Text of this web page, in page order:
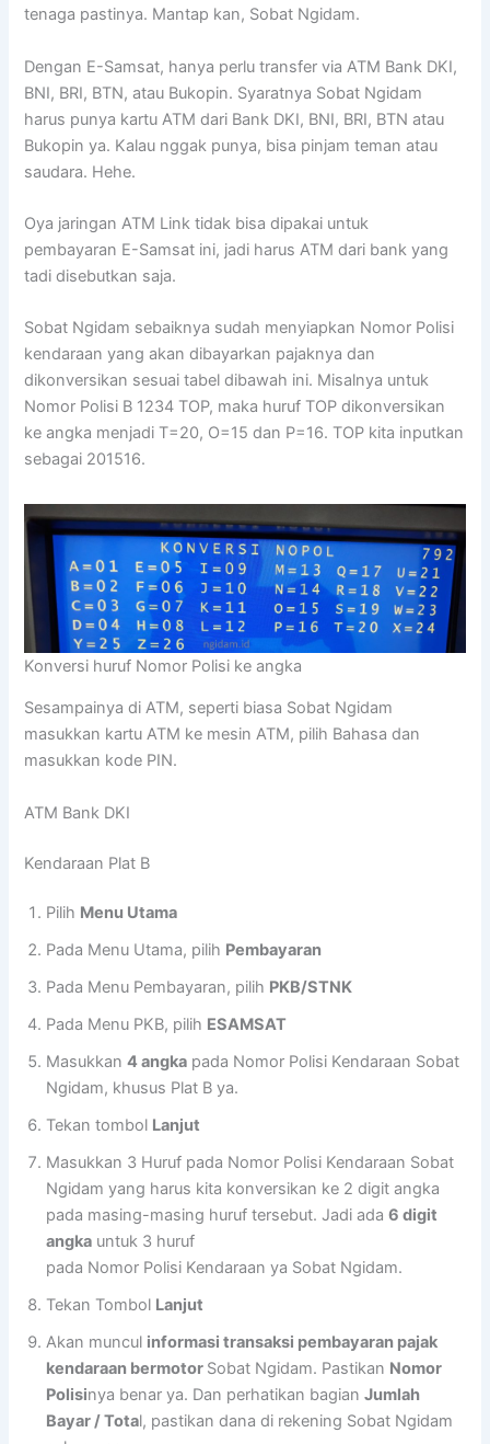
tenaga pastinya. Mantap kan, Sobat Ngidam.
Dengan E-Samsat, hanya perlu transfer via ATM Bank DKI,
BNI, BRI, BTN, atau Bukopin. Syaratnya Sobat Ngidam
harus punya kartu ATM dari Bank DKI, BNI, BRI, BTN atau
Bukopin ya. Kalau nggak punya, bisa pinjam teman atau
saudara. Hehe.
Oya jaringan ATM Link tidak bisa dipakai untuk
pembayaran E-Samsat ini, jadi harus ATM dari bank yang
tadi disebutkan saja.
Sobat Ngidam sebaiknya sudah menyiapkan Nomor Polisi
kendaraan yang akan dibayarkan pajaknya dan
dikonversikan sesuai tabel dibawah ini. Misalnya untuk
Nomor Polisi B 1234 TOP, maka huruf TOP dikonversikan
ke angka menjadi T=20, O=15 dan P=16. TOP kita inputkan
sebagai 201516.
Konversi huruf Nomor Polisi ke angka
Sesampainya di ATM, seperti biasa Sobat Ngidam
masukkan kartu ATM ke mesin ATM, pilih Bahasa dan
masukkan kode PIN.
ATM Bank DKI
Kendaraan Plat B
Pilih Menu Utama
Pada Menu Utama, pilih Pembayaran
Pada Menu Pembayaran, pilih PKB/STNK
Pada Menu PKB, pilih ESAMSAT
Masukkan4 angka pada Nomor Polisi Kendaraan Sobat
Ngidam, khusus Plat B ya.
Tekan tombol Lanjut
Masukkan 3 Huruf pada Nomor Polisi Kendaraan Sobat
Ngidam yang harus kita konversikan ke 2 digit angka
pada masing-masing huruf tersebut. Jadi ada6 digit
angka untuk 3 huruf
pada Nomor Polisi Kendaraan ya Sobat Ngidam.
Tekan Tombol Lanjut
Akan muncul informasi transaksi pembayaran pajak
kendaraan bermotor Sobat Ngidam. Pastikan Nomor
Polisinya benar ya. Dan perhatikan bagianJumlah
Bayar / Total, pastikan dana di rekening Sobat Ngidam